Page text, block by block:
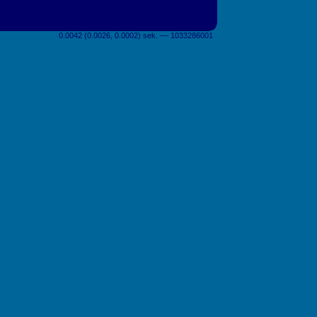
0.0042 (0.0026, 0.0002) sek. –– 1033286001